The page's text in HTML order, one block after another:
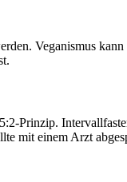
Veganismus kann
Prinzip.
mit einem Arzt